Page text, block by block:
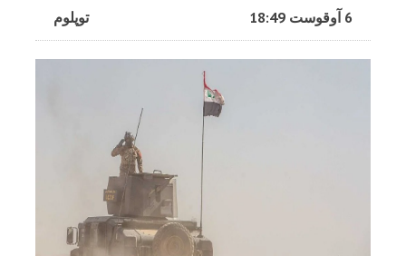
توپلوم 6 آوقوست 18:49